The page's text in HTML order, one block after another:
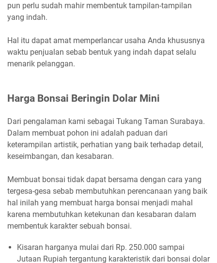
pun perlu sudah mahir membentuk tampilan-tampilan
yang indah.
Hal itu dapat amat memperlancar usaha Anda khususnya
waktu penjualan sebab bentuk yang indah dapat selalu
menarik pelanggan.
Harga Bonsai Beringin Dolar Mini
Dari pengalaman kami sebagai Tukang Taman Surabaya.
Dalam membuat pohon ini adalah paduan dari
keterampilan artistik, perhatian yang baik terhadap detail,
keseimbangan, dan kesabaran.
Membuat bonsai tidak dapat bersama dengan cara yang
tergesa-gesa sebab membutuhkan perencanaan yang baik
hal inilah yang membuat harga bonsai menjadi mahal
karena membutuhkan ketekunan dan kesabaran dalam
membentuk karakter sebuah bonsai.
Kisaran harganya mulai dari Rp. 250.000 sampai
Jutaan Rupiah tergantung karakteristik dari bonsai dolar